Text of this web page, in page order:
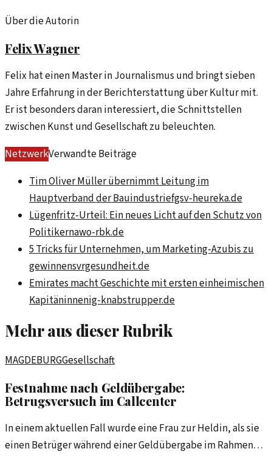
Über die Autorin
Felix Wagner
Felix hat einen Master in Journalismus und bringt sieben
Jahre Erfahrung in der Berichterstattung über Kultur mit.
Er ist besonders daran interessiert, die Schnittstellen
zwischen Kunst und Gesellschaft zu beleuchten.
NetzwerkVerwandte Beiträge
Tim Oliver Müller übernimmt Leitung im
Hauptverband der Bauindustriefgsv-heureka.de
Lügenfritz-Urteil: Ein neues Licht auf den Schutz von
Politikernawo-rbk.de
5 Tricks für Unternehmen, um Marketing-Azubis zu
gewinnensvrgesundheit.de
Emirates macht Geschichte mit ersten einheimischen
Kapitäninnenig-knabstrupper.de
Mehr aus dieser Rubrik
MAGDEBURGGesellschaft
Festnahme nach Geldübergabe:
Betrugsversuch im Callcenter
In einem aktuellen Fall wurde eine Frau zur Heldin, als sie
einen Betrüger während einer Geldübergabe im Rahmen